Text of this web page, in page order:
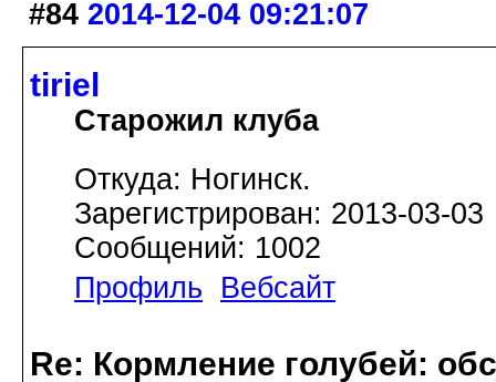
#84 2014-12-04 09:21:07
tiriel
Старожил клуба
Откуда: Ногинск.
Зарегистрирован: 2013-03-03
Сообщений: 1002
Профиль
Вебсайт
Re: Кормление голубей: